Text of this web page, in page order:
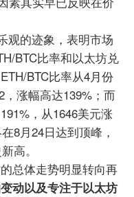
观的迹象，表明市场
BTC比率和以太坊兑
BTC比率从4月份
涨幅高达139%；而
，从1646美元涨
8月24日达到顶峰，
高。
总体走势明显转向再
动以及专注于以太坊